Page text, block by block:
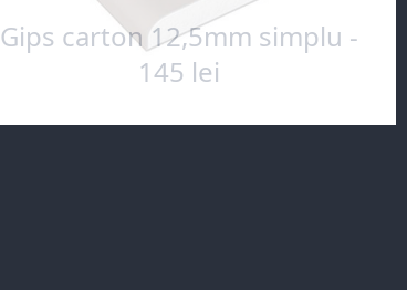
Gips carton 12,5mm simplu -
145 lei